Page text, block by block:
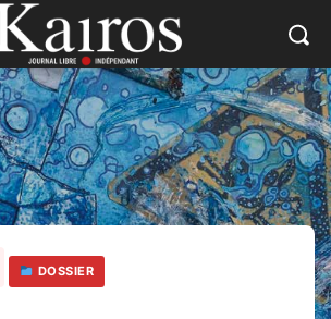
DOSSIER